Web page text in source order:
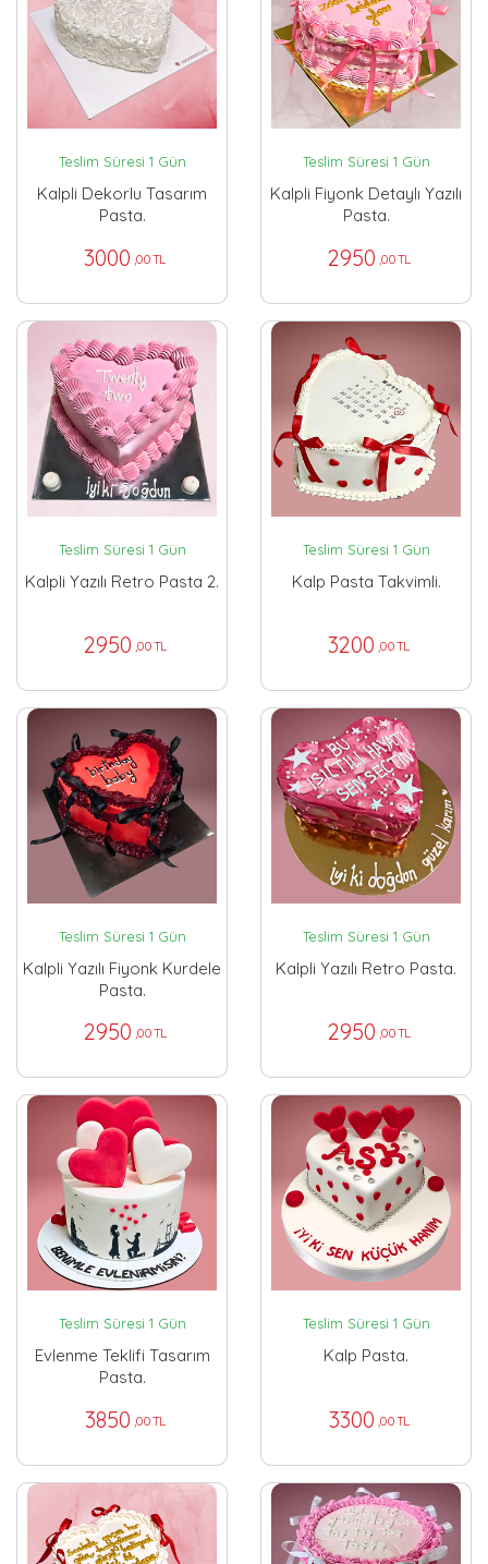
Teslim Süresi 1 Gün
Kalpli Dekorlu Tasarım
Pasta.
3000 ,00 TL
Teslim Süresi 1 Gün
Kalpli Fiyonk Detaylı Yazılı
Pasta.
2950 ,00 TL
Teslim Süresi 1 Gün
Kalpli Yazılı Retro Pasta 2.
2950 ,00 TL
Teslim Süresi 1 Gün
Kalp Pasta Takvimli.
3200 ,00 TL
Teslim Süresi 1 Gün
Kalpli Yazılı Fiyonk Kurdele
Pasta.
2950 ,00 TL
Teslim Süresi 1 Gün
Kalpli Yazılı Retro Pasta.
2950 ,00 TL
Teslim Süresi 1 Gün
Evlenme Teklifi Tasarım
Pasta.
3850 ,00 TL
Teslim Süresi 1 Gün
Kalp Pasta.
3300 ,00 TL